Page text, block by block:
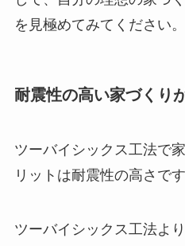
を見極めてみてください。
耐震性の高い家づくり
ツーバイシックス工法で
リットは耐震性の高さです
ツーバイシックス工法よ